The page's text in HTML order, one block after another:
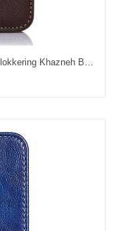
Leren Hoesje Xiaomi 14 Tweekleurige Rfid-blokkering Khazneh Bescherming Hoesje